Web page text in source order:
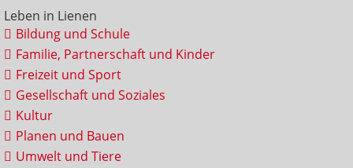
Leben in Lienen
Bildung und Schule
Familie, Partnerschaft und Kinder
Freizeit und Sport
Gesellschaft und Soziales
Kultur
Planen und Bauen
Umwelt und Tiere